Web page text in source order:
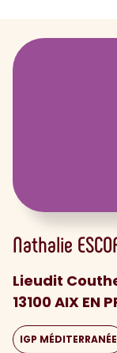
Nathalie
Lieudit
13100 AIX EN
IGP MÉDITERRANÉE